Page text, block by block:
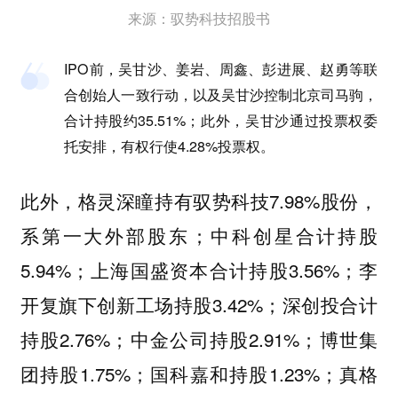
来源：驭势科技招股书
IPO前，吴甘沙、姜岩、周鑫、彭进展、赵勇等联
合创始人一致行动，以及吴甘沙控制北京司马驹，
合计持股约35.51%；此外，吴甘沙通过投票权委
托安排，有权行使4.28%投票权。
此外，格灵深瞳持有驭势科技7.98%股份，
系第一大外部股东；中科创星合计持股
5.94%；上海国盛资本合计持股3.56%；李
开复旗下创新工场持股3.42%；深创投合计
持股2.76%；中金公司持股2.91%；博世集
团持股1.75%；国科嘉和持股1.23%；真格